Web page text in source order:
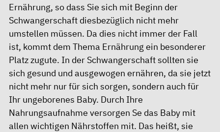
Ernährung, so dass Sie sich mit Beginn der
Schwangerschaft diesbezüglich nicht mehr
umstellen müssen. Da dies nicht immer der Fall
ist, kommt dem Thema Ernährung ein besonderer
Platz zugute. In der Schwangerschaft sollten sie
sich gesund und ausgewogen ernähren, da sie jetzt
nicht mehr nur für sich sorgen, sondern auch für
Ihr ungeborenes Baby. Durch Ihre
Nahrungsaufnahme versorgen Se das Baby mit
allen wichtigen Nährstoffen mit. Das heißt, sie